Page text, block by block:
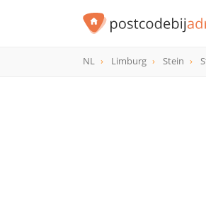
postcode
NL Limburg Stein